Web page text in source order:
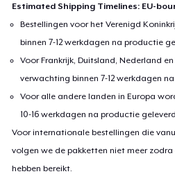
Estimated Shipping Timelines: EU-
Bestellingen voor het Verenigd
binnen 7-12 werkdagen na productie
Voor Frankrijk, Duitsland, Nederland
verwachting binnen 7-12 werkdagen
Voor alle andere landen in Europa
10-16 werkdagen na productie
Voor internationale bestellingen die
volgen we de pakketten niet meer
hebben bereikt.